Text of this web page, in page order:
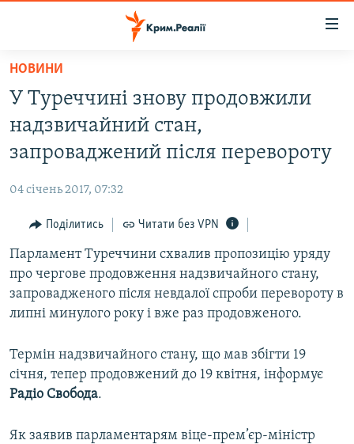
Перейти
основного
матеріалу
до
основної
Перейти
пошуку
ВОДА.КРИМ
БЛОГИ
ПОГЛЯД
ІНТЕРВ'Ю
ВСЕ ЗА ДЕНЬ
СПЕЦПРОЕКТИ
ВІДЕОУРОКИ «ELIFBE»
СВІДЧЕННЯ ОКУПАЦІЇ
Русский
НОВИНИ
У Туреччині знову продовжили
надзвичайний стан,
запроваджений після перевороту
04 січень 2017, 07:32
Поділитись Читати без VPN
Парламент Туреччини схвалив пропозицію уряду
про чергове продовження надзвичайного стану,
запровадженого після невдалої спроби перевороту в
липні минулого року і вже раз продовженого.
Термін надзвичайного стану, що мав збігти 19
січня, тепер продовжений до 19 квітня, інформує
Радіо Свобода.
Як заявив парламентарям віце-прем’єр-міністр